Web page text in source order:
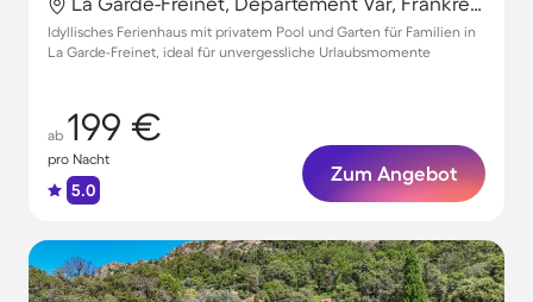
Idyllisches Ferienhaus mit privatem Pool und Garten für Familien in
La Garde-Freinet, ideal für unvergessliche Urlaubsmomente
ab 199 €
pro Nacht
5.0
Zum Angebot